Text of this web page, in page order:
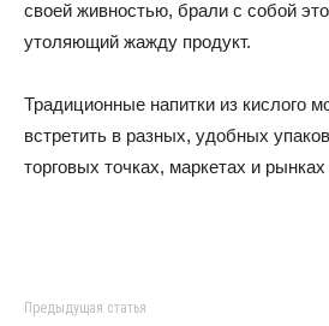
своей живностью, брали с собой
утоляющий жажду продукт.
Традиционные напитки из кислого
встретить в разных, удобных
торговых точках, маркетах и
Предыдущая статья